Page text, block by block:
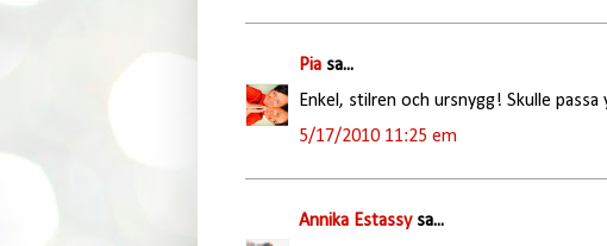
Piasa...
Enkel, stilren och ursnygg! Skulle
5/17/2010 11:25 em
Annika Estassysa...